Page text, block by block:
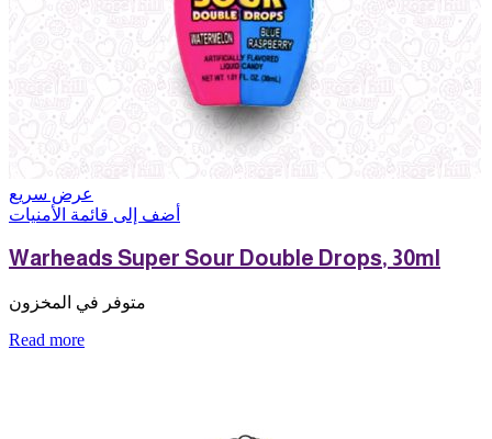
عرض سريع
أضف إلى قائمة الأمنيات
Warheads Super Sour Double Drops, 30ml
متوفر في المخزون
Read more